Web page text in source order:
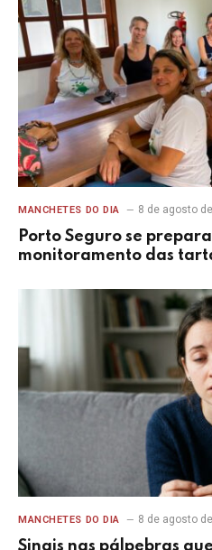
MANCHETES DO DIA 8 de agosto
Porto Seguro se
monitoramento das
MANCHETES DO DIA 8 de agosto
Sinais nas pálpebras